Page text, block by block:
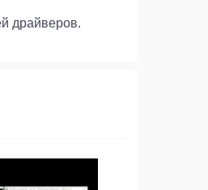
драйверов.